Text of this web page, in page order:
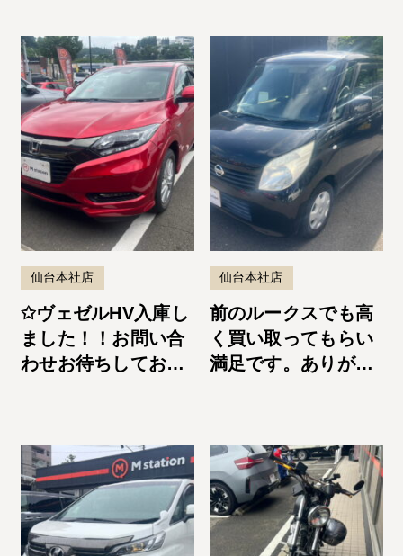
仙台本社店
✩ヴェゼルHV入庫し
ました！！お問い合
わせお待ちしており
ます！✩
仙台本社店
前のルークスでも高
く買い取ってもらい
満足です。ありがと
うございました。